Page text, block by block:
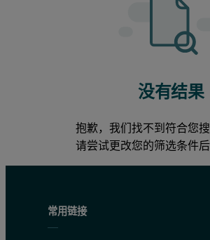
没有结果
抱歉，我们找不到符合您搜
请尝试更改您的筛选条件后
常用链接